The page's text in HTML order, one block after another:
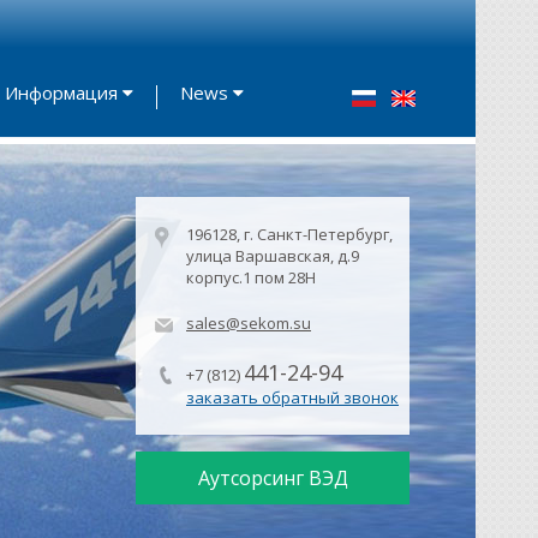
Информация News
196128, г. Санкт-Петербург,
улица Варшавская, д.9
корпус.1 пом 28Н
sales@sekom.su
+7 (812) 441-24-94
заказать обратный звонок
Аутсорсинг ВЭД